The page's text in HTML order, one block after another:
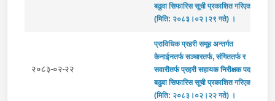
बढुवा सिफारिस सूची प्रकाशित गरिएको
(मिति: २०८३।०२।२९ गते) ।
२०८३-०२-२२
प्राविधिक प्रहरी समूह अन्तर्गत
केनाईनतर्फ सञ्चारतर्फ, संगिततर्फ र
सवारीतर्फ प्रहरी सहायक निरीक्षक पदमा
बढुवा सिफारिस सूची प्रकाशित गरिएको
(मिति: २०८३।०२।२२ गते) ।